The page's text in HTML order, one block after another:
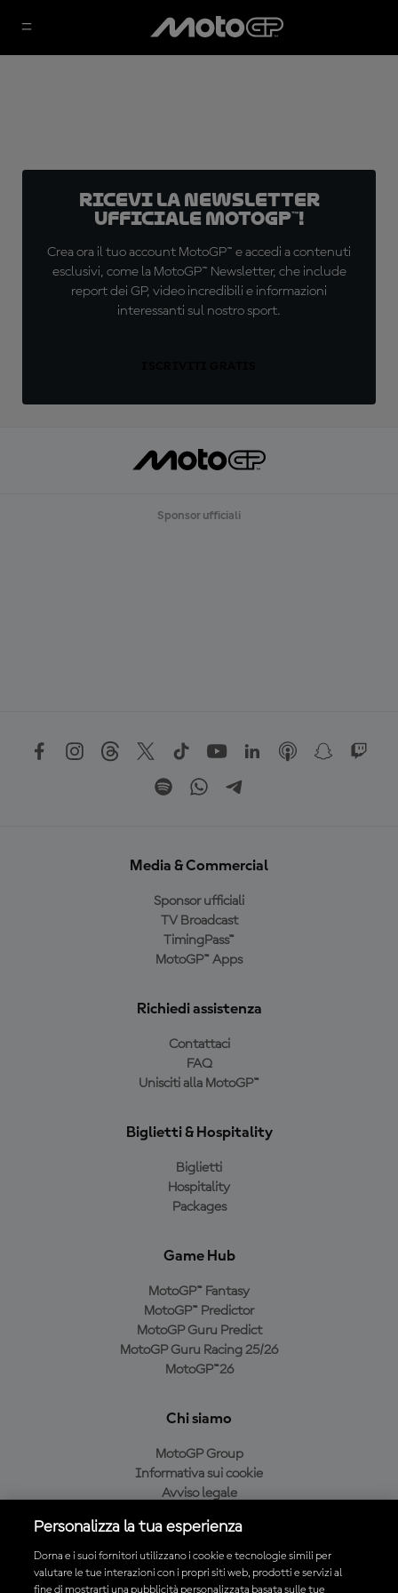
Ricevi la newsletter
ufficiale MotoGP™!
Crea ora il tuo account MotoGP™ e accedi a contenuti
esclusivi, come la MotoGP™ Newsletter, che include
report dei GP, video incredibili e informazioni
interessanti sul nostro sport.
Sponsor ufficiali
Media & Commercial
Sponsor ufficiali
TV Broadcast
TimingPass™
MotoGP™ Apps
Richiedi assistenza
Contattaci
FAQ
Unisciti alla MotoGP™
Biglietti & Hospitality
Biglietti
Hospitality
Packages
Game Hub
MotoGP™ Fantasy
MotoGP™ Predictor
MotoGP Guru Predict
MotoGP Guru Racing 25/26
MotoGP™26
Chi siamo
MotoGP Group
Informativa sui cookie
Avviso legale
Condizioni di acquisto
Personalizza la tua esperienza
Dorna e i suoi fornitori utilizzano i cookie e tecnologie simili per
valutare le tue interazioni con i propri siti web, prodotti e servizi al
fine di mostrarti una pubblicità personalizzata basata sulle tue